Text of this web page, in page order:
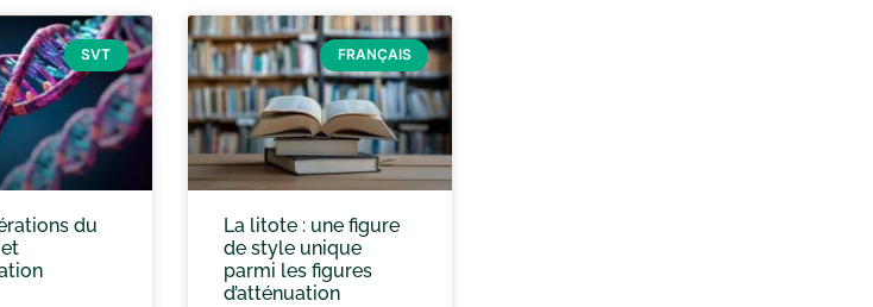
SVT
du
FRANÇAIS
La litote : une figure
de style unique
parmi les figures
d’atténuation